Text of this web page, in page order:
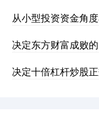
沪深300
从小型投资资金角
决定东方财富成败
决定十倍杠杆炒股